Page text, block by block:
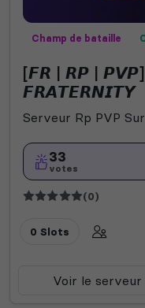
Champ de bataille
Semi-RP
[𝙁𝙍 | 𝙍𝙋 |
𝙁𝙍𝘼𝙏𝙀𝙍𝙉𝙄𝙏𝙔
Serveur Rp PVP
33
votes
(0)
0 Slots
Voir le serveur